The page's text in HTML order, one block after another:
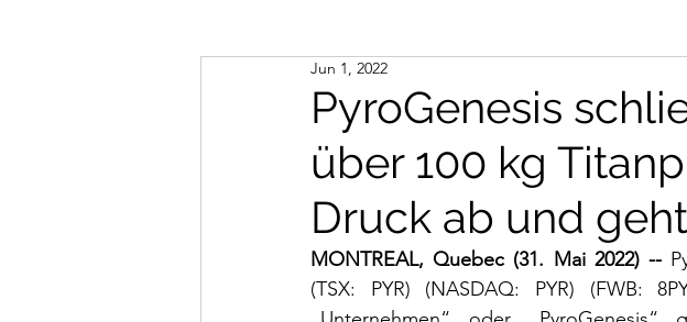
PyroGenesis
über 100 kg
Druck ab und
Jun 1, 2022
MONTREAL, Quebec (31. Mai 2022) --
(TSX: PYR) (NASDAQ: PYR) (FWB: